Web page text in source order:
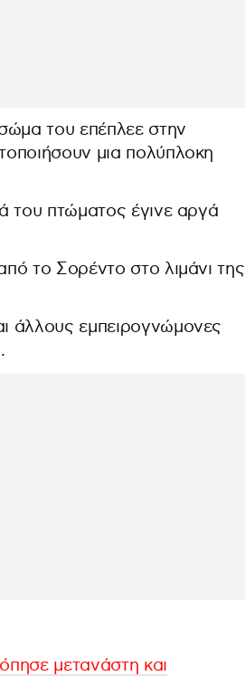
του επέπλεε στην
μια πολύπλοκη
του πτώματος έγινε αργά
το Σορέντο στο λιμάνι της
άλλους εμπειρογνώμονες
μετανάστη και